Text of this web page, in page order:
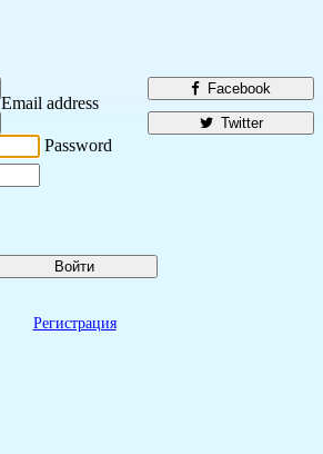
Facebook
Twitter
Email address
Password
Войти
Регистрация